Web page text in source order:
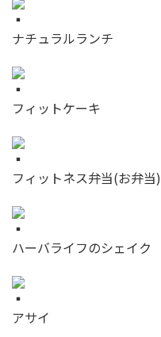
ナチュラルランチ
フィットケーキ
フィットネス弁当(お弁当)
ハーバライフのシェイク
アサイ